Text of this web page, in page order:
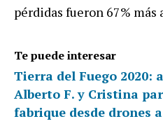
pérdidas fueron 67% más
Te puede interesar
Tierra del Fuego 2020:
Alberto F. y Cristina
fabrique desde drones